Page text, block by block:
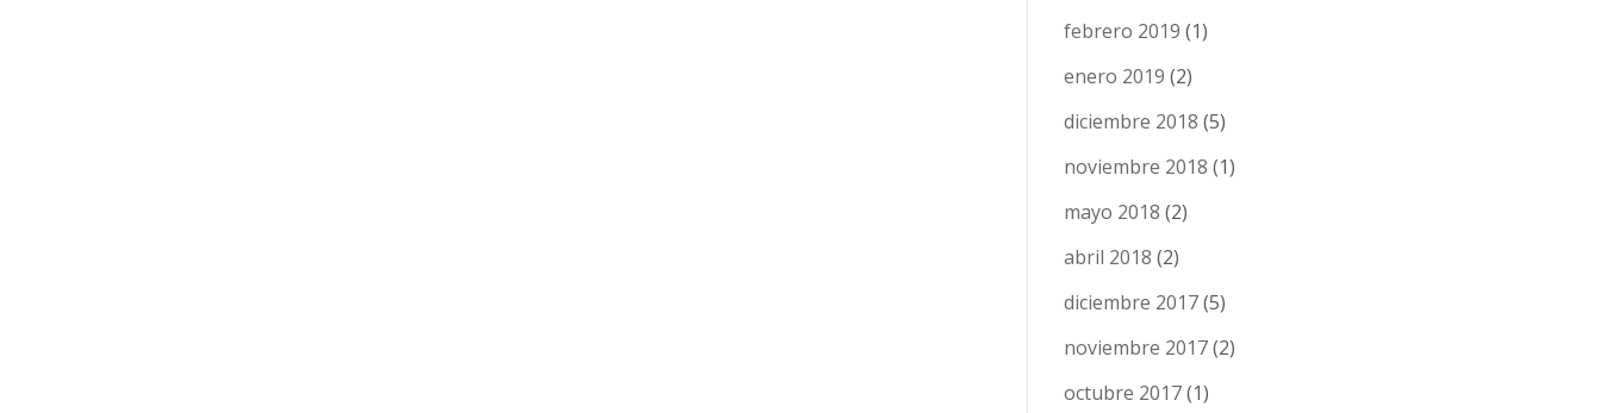
febrero 2019 (1)
enero 2019 (2)
diciembre 2018 (5)
noviembre 2018 (1)
mayo 2018 (2)
abril 2018 (2)
diciembre 2017(5)
noviembre 2017(2)
octubre 2017(1)